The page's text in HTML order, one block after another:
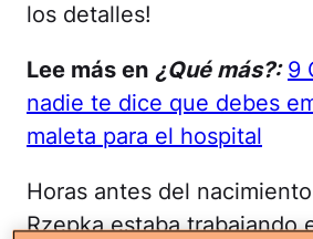
los detalles!
Lee más en ¿Qué más?: 9
nadie te dice que debes
maleta para el hospital
Horas antes del
Rzepka estaba trabajando